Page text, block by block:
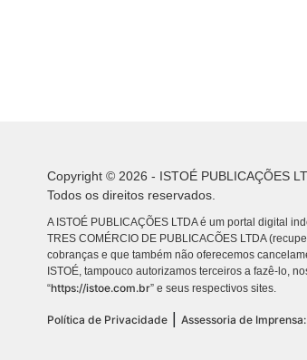
Copyright © 2026 - ISTOÉ PUBLICAÇÕES
Todos os direitos reservados.
A ISTOÉ PUBLICAÇÕES LTDA é um portal digital
TRES COMÉRCIO DE PUBLICACÕES LTDA
cobranças e que também não oferecemos
ISTOÉ, tampouco autorizamos terceiros a fazê-lo,
“https://istoe.com.br” e seus respectivos sites.
Política de Privacidade | Assessoria de